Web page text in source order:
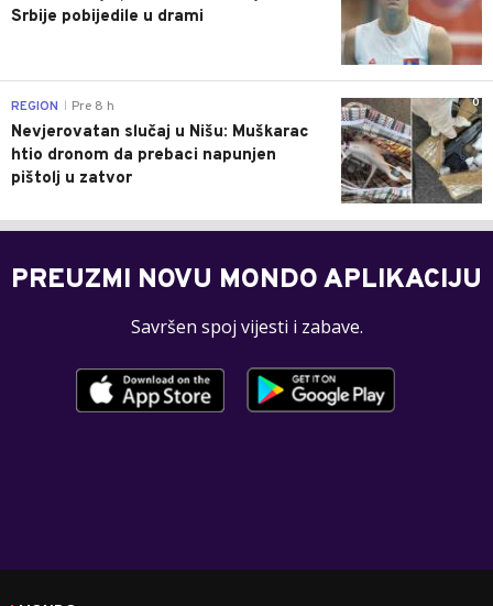
Srbije pobijedile u drami
0
REGION Pre 8 h
Nevjerovatan slučaj u Nišu: Muškarac
htio dronom da prebaci napunjen
pištolj u zatvor
PREUZMI NOVU MONDO APLIKACIJU
Savršen spoj vijesti i zabave.